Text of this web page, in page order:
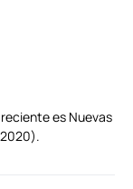
es Nuevas